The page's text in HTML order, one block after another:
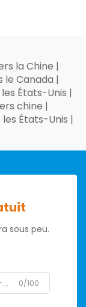
la Chine |
le Canada |
États-Unis |
chine |
États-Unis |
sous peu.
0/100